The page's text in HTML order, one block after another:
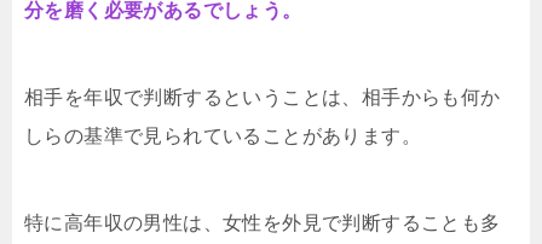
分を磨く必要があるでしょう。
相手を年収で判断するということは、相手からも何か
しらの基準で見られていることがあります。
特に高年収の男性は、女性を外見で判断することも多